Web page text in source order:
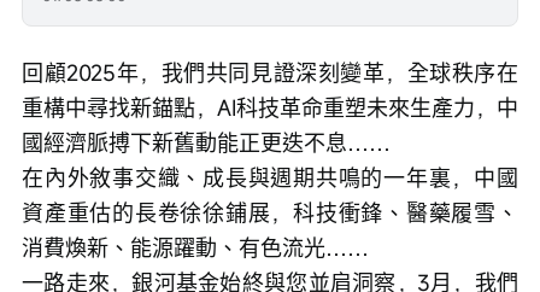
回顧2025年，我們共同見證深刻變革，全球秩序在
重構中尋找新錨點，AI科技革命重塑未來生產力，中
國經濟脈搏下新舊動能正更迭不息……
在內外敘事交織、成長與週期共鳴的一年裏，中國
資產重估的長卷徐徐鋪展，科技衝鋒、醫藥履雪、
消費煥新、能源躍動、有色流光……
一路走來，銀河基金始終與您並肩洞察，3月，我們